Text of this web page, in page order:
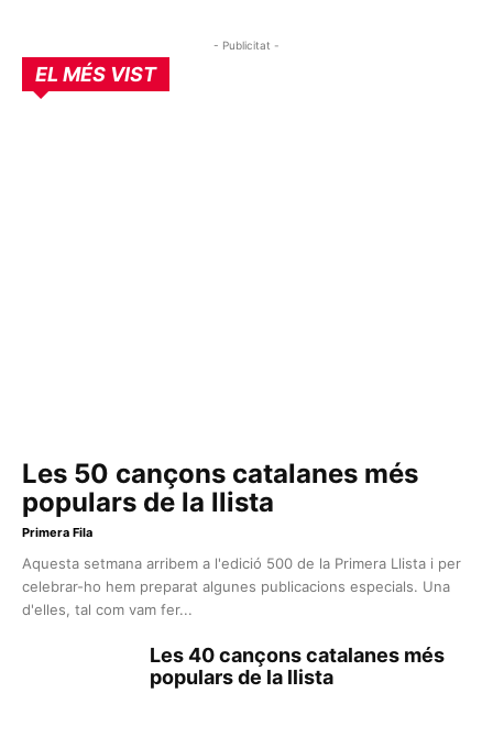
- Publicitat -
EL MÉS VIST
Les 50 cançons catalanes més
populars de la llista
Primera Fila
Aquesta setmana arribem a l'edició 500 de la Primera Llista i per
celebrar-ho hem preparat algunes publicacions especials. Una
d'elles, tal com vam fer...
Les 40 cançons catalanes més
populars de la llista